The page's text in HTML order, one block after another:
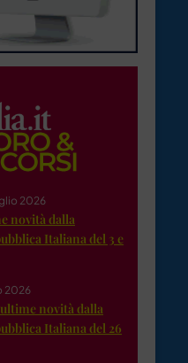
2026
novità dalla
Italiana del 3 e
2026
novità dalla
Italiana del 26